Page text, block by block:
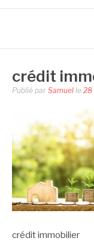
crédit
Publié par Samuel le 28
crédit immobilier